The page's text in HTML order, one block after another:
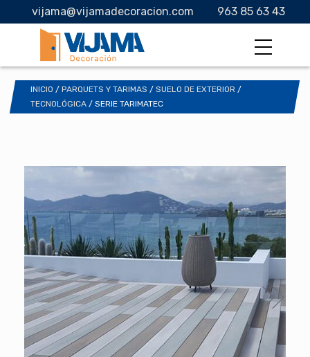
vijama@vijamadecoracion.com 963 85 63 43
INICIO /PARQUETS Y TARIMAS /SUELO DE EXTERIOR /
TECNOLÓGICA / SERIE TARIMATEC